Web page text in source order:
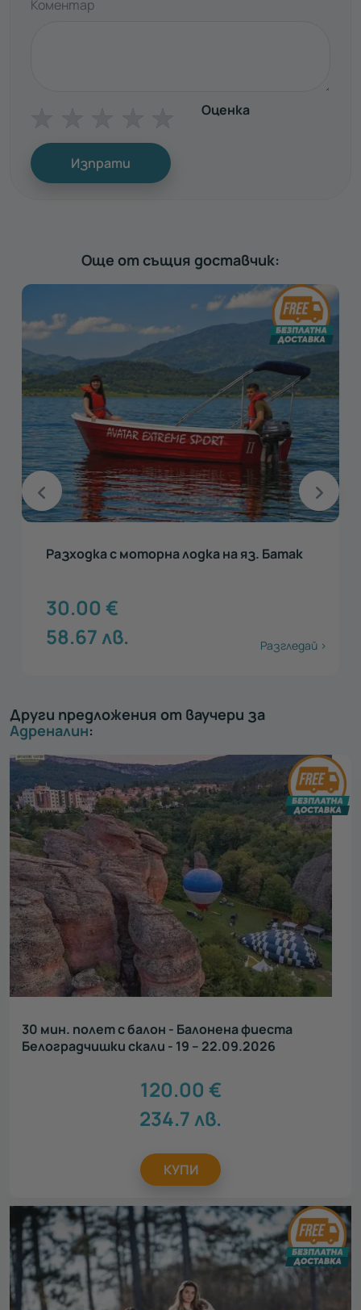
Коментар
Оценка
Изпрати
Още от същия доставчик:
Разходка с моторна лодка на яз. Батак
30.00 €
58.67лв. Разгледай >
Други предложения от ваучери за
Адреналин:
30 мин. полет с балон - Балонена фиеста
Белоградчишки скали - 19 – 22.09.2026
120.00 €
234.7лв.
КУПИ